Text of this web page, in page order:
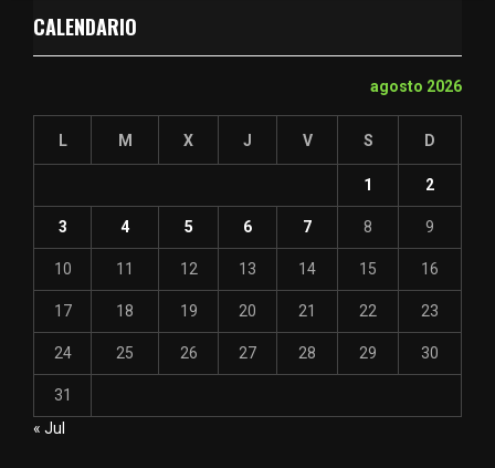
CALENDARIO
agosto 2026
L M X J V S D
1 2
3 4 5 6 7 8 9
10 11 12 13 14 15 16
17 18 19 20 21 22 23
24 25 26 27 28 29 30
31
« Jul